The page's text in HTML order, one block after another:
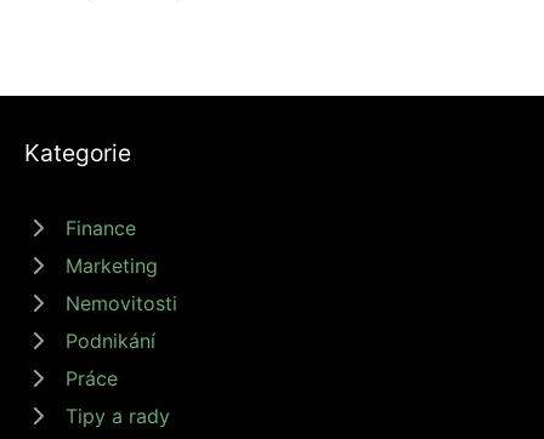
Kategorie
Finance
Marketing
Nemovitosti
Podnikání
Práce
Tipy a rady